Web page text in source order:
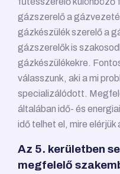
gázszerelő a
gázkészülék szerelő a
gázszerelők is
gázkészülékekre.
válasszunk, aki a mi
specializálódott.
általában idő- és
idő telhet el, mire elérjük
Az 5. kerületben
megfelelő